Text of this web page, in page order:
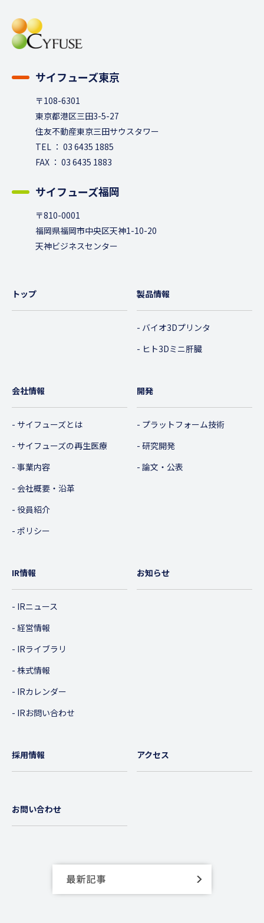
サイフューズ東京
〒108-6301
東京都港区三田3-5-27
住友不動産東京三田サウスタワー
TEL ： 03 6435 1885
FAX ： 03 6435 1883
サイフューズ福岡
〒810-0001
福岡県福岡市中央区天神1-10-20
天神ビジネスセンター
トップ 製品情報
バイオ3Dプリンタ
ヒト3Dミニ肝臓
会社情報
サイフューズとは
サイフューズの再生医療
事業内容
会社概要・沿革
役員紹介
ポリシー
開発
プラットフォーム技術
研究開発
論文・公表
IR情報
IRニュース
経営情報
IRライブラリ
株式情報
IRカレンダー
IRお問い合わせ
お知らせ
採用情報 アクセス
お問い合わせ